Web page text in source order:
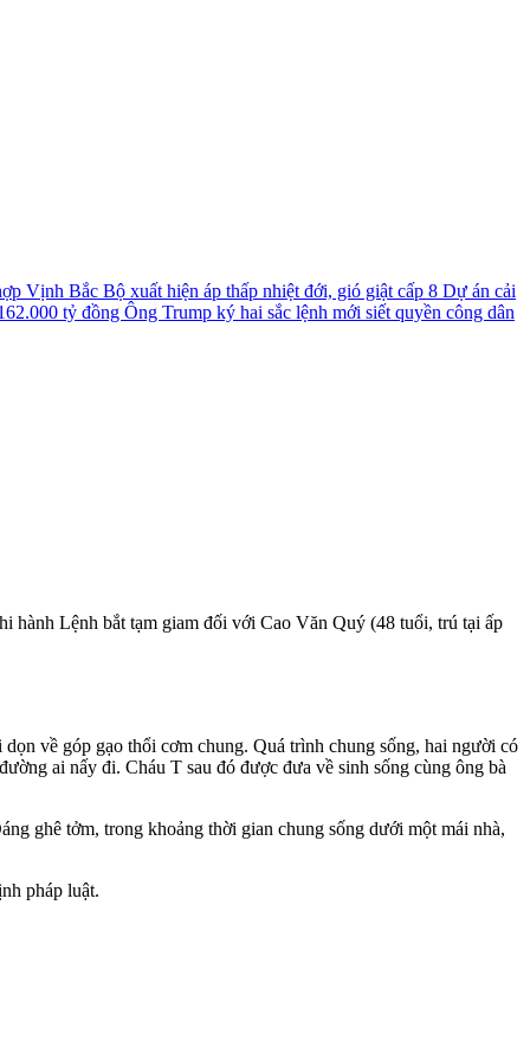
Vịnh Bắc Bộ xuất hiện áp thấp nhiệt đới, gió giật cấp 8 Dự án cải
tỷ đồng Ông Trump ký hai sắc lệnh mới siết quyền công dân
hành Lệnh bắt tạm giam đối với Cao Văn Quý (48 tuổi, trú tại ấp
về góp gạo thổi cơm chung. Quá trình chung sống, hai người có
ai nấy đi. Cháu T sau đó được đưa về sinh sống cùng ông bà
ghê tởm, trong khoảng thời gian chung sống dưới một mái nhà,
pháp luật.